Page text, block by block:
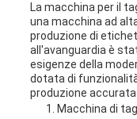
La macchina per il
una macchina ad
produzione di
all'avanguardia è
esigenze della
dotata di
produzione accurata
Macchina di